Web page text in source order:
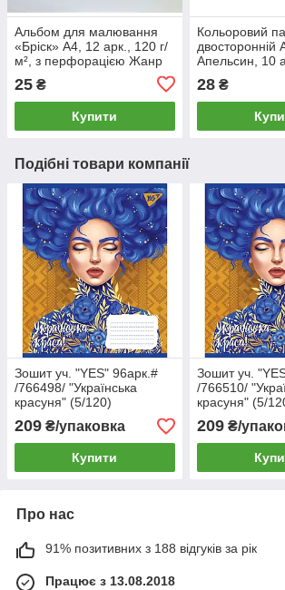
Альбом для малювання
«Бріск» А4, 12 арк., 120 г/
м², з перфорацією Жанр
25 ₴
Купити
Кольоровий
двосторонній
Апельсин, 10
28₴
Подібні товари компанії
Зошит уч. "YES" 96арк.#
/766498/ "Українська
красуня" (5/120)
209 ₴/упаковка
Купити
Зошит уч.
/766510/
красуня" (5/
209₴/
Про нас
91% позитивних з 188 відгуків за рік
Працює з 13.08.2018